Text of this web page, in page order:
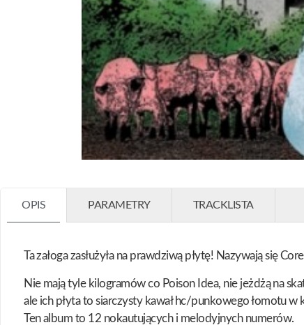
OPIS PARAMETRY TRACKLISTA
Ta załoga zasłużyła na prawdziwą płytę! Nazywają się
Nie mają tyle kilogramów co Poison Idea, nie jeżdżą na
ale ich płyta to siarczysty kawał hc/punkowego łomotu
Ten album to 12 nokautujących i melodyjnych numerów.